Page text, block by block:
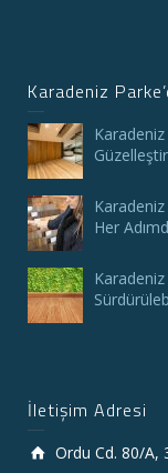
Karadeniz
Her
İletişim Adresi
Ordu Cd. 80/A,